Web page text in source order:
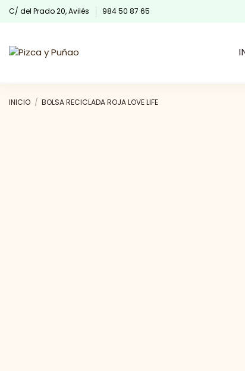
C/ del Prado 20, Avilés 984 50 87 65
INICIO BOLSA RECICLADA ROJA LOVE LIFE